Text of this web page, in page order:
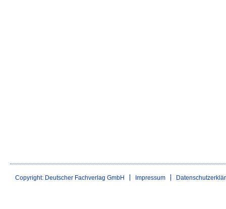
Copyright: Deutscher Fachverlag GmbH Impressum